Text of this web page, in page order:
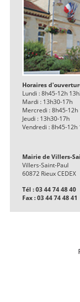
Horaires
Lundi : 8h45-12h
Mardi : 13h30-17h
Mercredi : 8h45-12h
Jeudi : 13h30-17h
Vendredi : 8h45-12h
Mairie de Villers-
Villers-Saint-Paul
60872 Rieux CEDEX
Tél : 03 44 74 48 40
Fax : 03 44 74 48 41